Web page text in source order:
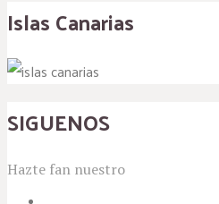
Islas Canarias
SIGUENOS
Hazte fan nuestro